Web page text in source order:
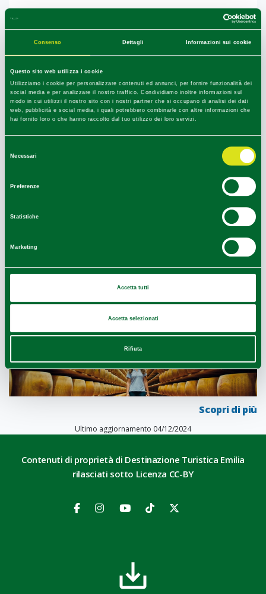
Consenso Dettagli Informazioni sui cookie
Questo sito web utilizza i cookie
Utilizziamo i cookie per personalizzare contenuti ed annunci, per fornire funzionalità dei
social media e per analizzare il nostro traffico. Condividiamo inoltre informazioni sul
modo in cui utilizzi il nostro sito con i nostri partner che si occupano di analisi dei dati
web, pubblicità e social media, i quali potrebbero combinarle con altre informazioni che
hai fornito loro o che hanno raccolto dal tuo utilizzo dei loro servizi.
Necessari
Preferenze
Statistiche
Marketing
Accetta tutti
Accetta selezionati
Rifiuta
SCOPRI LA NOSTRA
REALTÀ
PACCHETTI
SCOPRI L'EMILIA
Scopri di più
Ultimo aggiornamento 04/12/2024
Contenuti di proprietà di Destinazione Turistica Emilia
rilasciati sotto Licenza CC-BY